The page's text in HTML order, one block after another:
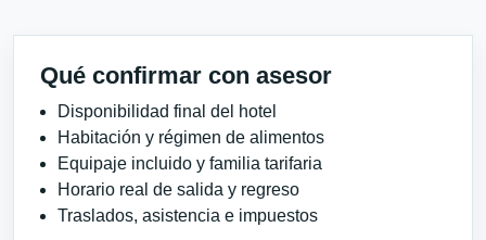
Qué confirmar con asesor
Disponibilidad final del hotel
Habitación y régimen de alimentos
Equipaje incluido y familia tarifaria
Horario real de salida y regreso
Traslados, asistencia e impuestos